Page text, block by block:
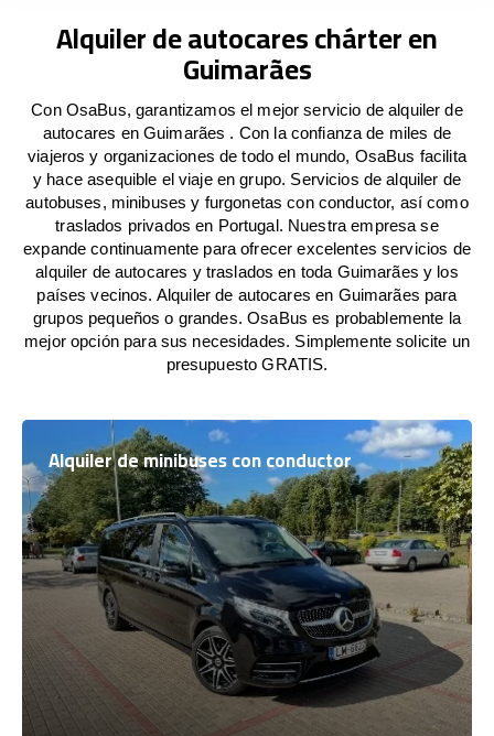
Alquiler de autocares chárter en
Guimarães
Con OsaBus, garantizamos el mejor servicio de alquiler de
autocares en Guimarães . Con la confianza de miles de
viajeros y organizaciones de todo el mundo, OsaBus facilita
y hace asequible el viaje en grupo. Servicios de alquiler de
autobuses, minibuses y furgonetas con conductor, así como
traslados privados en Portugal. Nuestra empresa se
expande continuamente para ofrecer excelentes servicios de
alquiler de autocares y traslados en toda Guimarães y los
países vecinos. Alquiler de autocares en Guimarães para
grupos pequeños o grandes. OsaBus es probablemente la
mejor opción para sus necesidades. Simplemente solicite un
presupuesto GRATIS.
Alquiler de minibuses con conductor